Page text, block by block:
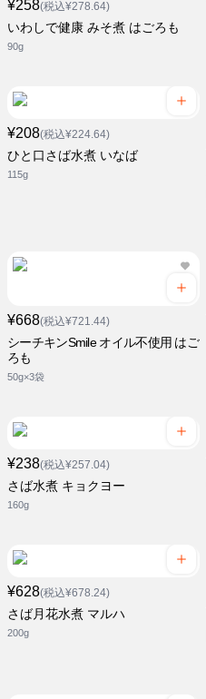
¥258(税込¥278.64)
いわしで健康 みそ煮 はごろも
90g
¥208(税込¥224.64)
ひと口さば水煮 いなば
115g
¥668(税込¥721.44)
シーチキンSmile オイル不使用 はご
ろも
50g×3袋
¥238(税込¥257.04)
さば水煮 キョクヨー
160g
¥628(税込¥678.24)
さば月花水煮 マルハ
200g